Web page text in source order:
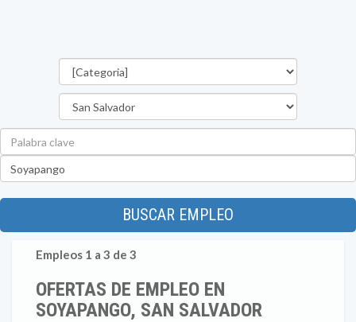
BUSCAR EMPLEO
Empleos 1 a 3 de 3
OFERTAS DE EMPLEO EN
SOYAPANGO, SAN SALVADOR